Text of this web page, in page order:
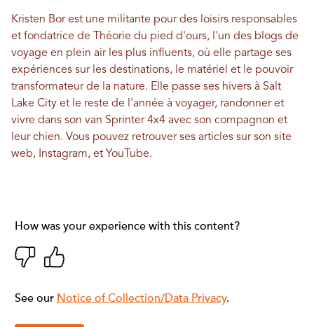
Kristen Bor est une militante pour des loisirs responsables
et fondatrice de
Théorie du pied d'ours, l'un des blogs de
voyage en plein air les plus influents, où elle partage ses
expériences sur les destinations, le matériel et le pouvoir
transformateur de la nature. Elle passe ses hivers à Salt
Lake City et le reste de l'année à voyager, randonner et
vivre dans son van Sprinter 4x4 avec son compagnon et
leur chien. Vous pouvez retrouver ses articles sur son site
web, Instagram, et YouTube.